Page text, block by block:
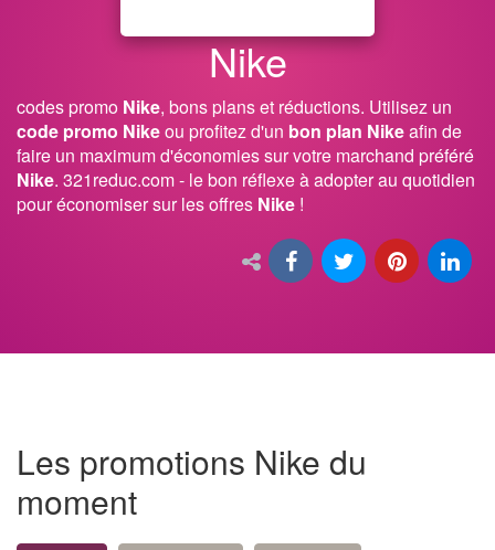
Nike
codes promo Nike, bons plans et réductions. Utilisez un
code promo Nikeou profitez d'un bon plan Nikeafin de
faire un maximum d'économies sur votre marchand préféré
Nike. 321reduc.com - le bon réflexe à adopter au quotidien
pour économiser sur les offres Nike !
Les promotions Nike du
moment